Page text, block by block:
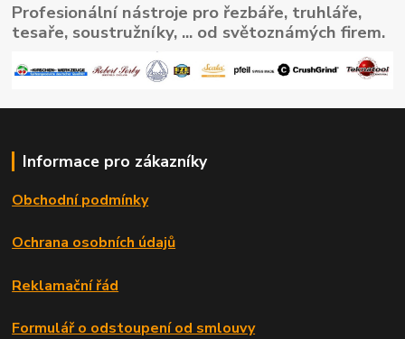
Profesionální nástroje pro řezbáře, truhláře,
tesaře, soustružníky, ... od světoznámých firem.
Informace pro zákazníky
Obchodní podmínky
Ochrana osobních údajů
Reklamační řád
Formulář o odstoupení od smlouvy